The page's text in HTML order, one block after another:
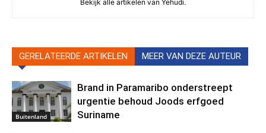
Bekijk alle artikelen van Yehudi.
GERELATEERDE ARTIKELEN MEER VAN DEZE AUTEUR
Buitenland
Brand in Paramaribo onderstreept
urgentie behoud Joods erfgoed
Suriname